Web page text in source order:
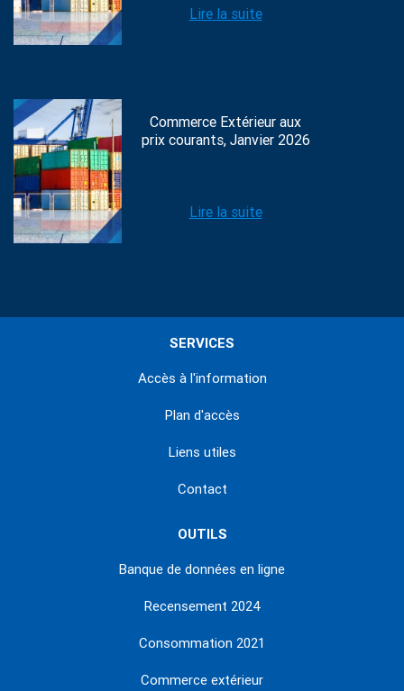
Lire la suite
Commerce Extérieur aux
prix courants, Janvier 2026
Lire la suite
SERVICES
Accès à l'information
Plan d'accès
Liens utiles
Contact
OUTILS
Banque de données en ligne
Recensement 2024
Consommation 2021
Commerce extérieur